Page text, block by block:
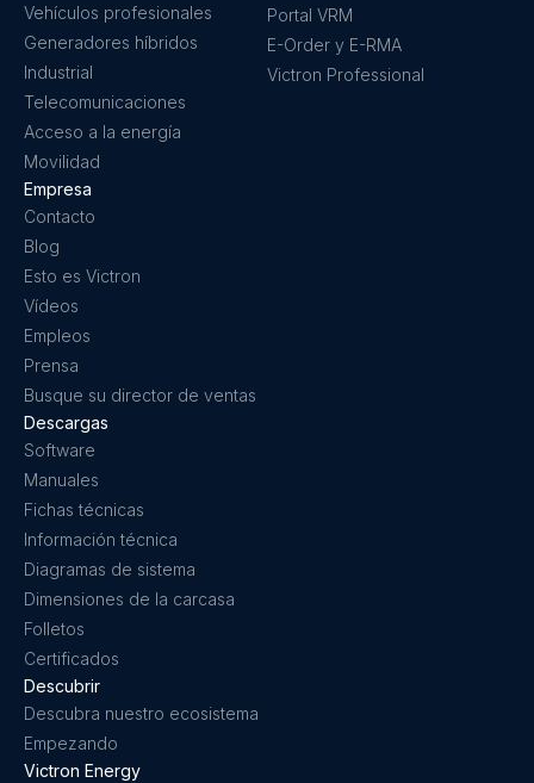
Descubrir
Descubra nuestro ecosistema
Empezando
Victron Energy
Descargas
Software
Manuales
Fichas técnicas
Información técnica
Diagramas de sistema
Dimensiones de la carcasa
Folletos
Certificados
Vehículos profesionales
Generadores híbridos
Industrial
Telecomunicaciones
Acceso a la energía
Movilidad
Empresa
Contacto
Blog
Esto es Victron
Vídeos
Empleos
Prensa
Busque su director de ventas
Portal VRM
E-Order y E-RMA
Victron Professional